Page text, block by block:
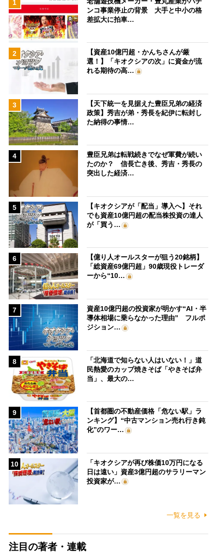
1
ンコ事業停止の背景 大手と中小の格
差拡大に拍車…
2
【資産10億円超・かんちさんが厳
選！】「キオクシアの次」に資金が流
れる期待の高…
3
【天下統一を見据えた豊臣兄弟の経済
政策】秀吉が弟・秀長を紀伊に転封し
た納得の事情…
4
豊臣兄弟は転戦続きでなぜ軍費が続い
たのか？ 信長亡き後、秀吉・秀長の
突出した経済…
5
【キオクシアが「配当」導入へ】それ
でも資産10億円超の配当株投資の達人
が「買う…
6
【億り人オールスターが狙う20銘柄】
「総資産69億円超」90歳現役トレーダ
ーから“10…
7
資産10億円超の投資家が明かす“AI・半
導体相場に乗らなかった理由” フルポ
ジション…
8
「北海道で知らない人はいない！」道
民熱愛のカップ焼きそば「やきそば弁
当」、最大の…
9
【首都圏の不動産価格「危ない駅」ラ
ンキング】“中古マンション売れ行き鈍
化”のワー…
10
「キオクシアが再び株価10万円になる
日は遠い」資産3億円超のサラリーマン
投資家が…
一覧を見る
注目の著者・連載